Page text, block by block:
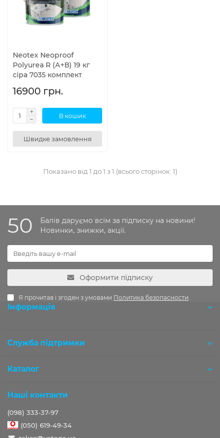
Neotex Neoproof
Polyurea R (А+В) 19 кг
сіра 7035 комплект
16900 грн.
В кошик
Швидке замовлення
Показано від 1 до 1 з 1 (всього сторінок: 1)
50
Балів даруємо всім за підписку на новини!
Новинки, знижки, акції.
Оформити підписку
Я прочитав і згоден з умовами Политика безопасности
Інформація
Служба підтримки
Каталог
Наші контакти
(098) 333-37-97
(050) 619-49-34